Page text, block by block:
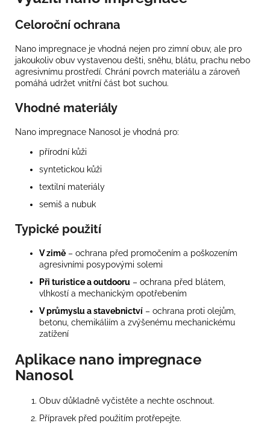
Celoroční ochrana
Nano impregnace je vhodná nejen pro zimní obuv, ale pro
jakoukoliv obuv vystavenou dešti, sněhu, blátu, prachu nebo
agresivnímu prostředí. Chrání povrch materiálu a zároveň
pomáhá udržet vnitřní část bot suchou.
Vhodné materiály
Nano impregnace Nanosol je vhodná pro:
přírodní kůži
syntetickou kůži
textilní materiály
semiš a nubuk
Typické použití
V zimě – ochrana před promočením a poškozením
agresivními posypovými solemi
Při turistice a outdooru – ochrana před blátem,
vlhkostí a mechanickým opotřebením
V průmyslu a stavebnictví – ochrana proti olejům,
betonu, chemikáliím a zvýšenému mechanickému
zatížení
Aplikace nano impregnace
Nanosol
Obuv důkladně vyčistěte a nechte oschnout.
Přípravek před použitím protřepejte.